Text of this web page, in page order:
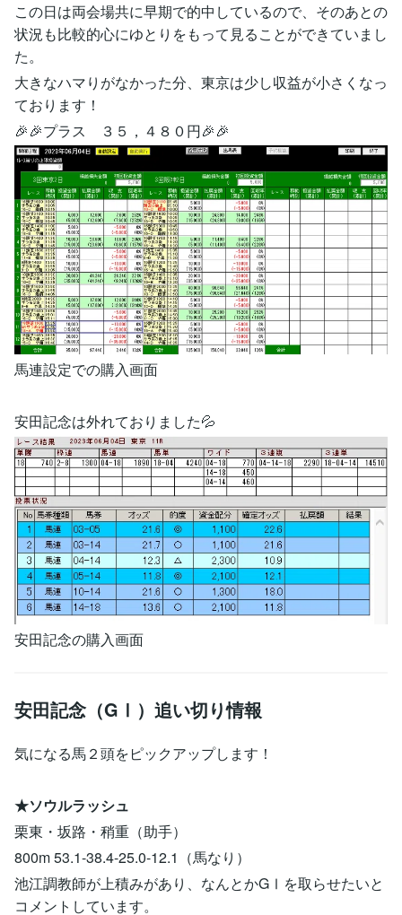
この日は両会場共に早期で的中しているので、そのあとの
状況も比較的心にゆとりをもって見ることができていまし
た。
大きなハマりがなかった分、東京は少し収益が小さくなっ
ております！
🎉🎉プラス ３５，４８０円🎉🎉
馬連設定での購入画面
安田記念は外れておりました💦
安田記念の購入画面
安田記念（GⅠ）追い切り情報
気になる馬２頭をピックアップします！
★ソウルラッシュ
栗東・坂路・稍重（助手）
800m 53.1-38.4-25.0-12.1（馬なり）
池江調教師が上積みがあり、なんとかGⅠを取らせたいと
コメントしています。